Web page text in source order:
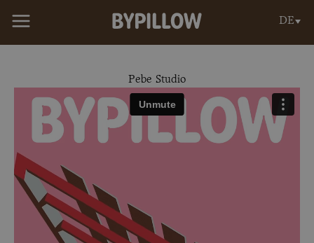
Inhalt
DE
Pebe Studio